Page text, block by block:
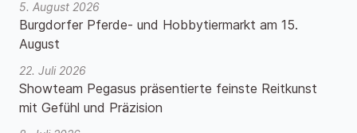
5. August 2026
Burgdorfer Pferde- und Hobbytiermarkt am 15.
August
22. Juli 2026
Showteam Pegasus präsentierte feinste Reitkunst
mit Gefühl und Präzision